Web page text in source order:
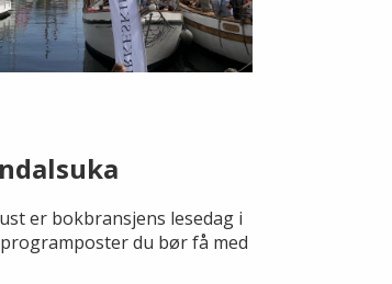
er bokbransjens lesedag i
du bør få med